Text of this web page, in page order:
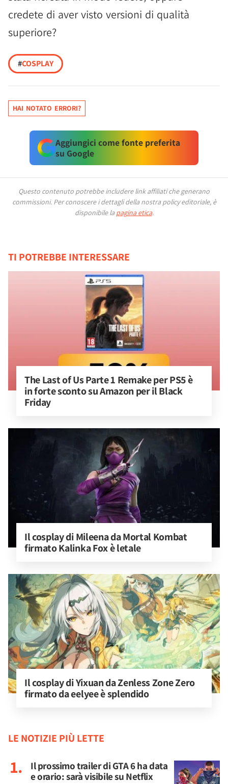
credete di aver visto versioni di qualità
superiore?
#COSPLAY
HAI NOTATO ERRORI?
Aggiungici come fonte preferita
su Google
Questo contenuto potrebbe includere link affiliati che generano
commissioni. Per conoscere i dettagli della nostra policy editoriale, è
disponibile la pagina etica.
TI POTREBBE INTERESSARE
The Last of Us Parte 1 Remake per PS5 è
in forte sconto su Amazon per il Black
Friday
Il cosplay di Mileena da Mortal Kombat
firmato Kalinka Fox è letale
Il cosplay di Yixuan da Zenless Zone Zero
firmato da eelyee è splendido
LE NOTIZIE PIÙ LETTE
Il prossimo trailer di GTA 6 ha data
e orario: sarà visibile su Netflix